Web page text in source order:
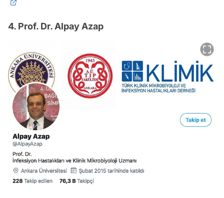
4. Prof. Dr. Alpay Azap